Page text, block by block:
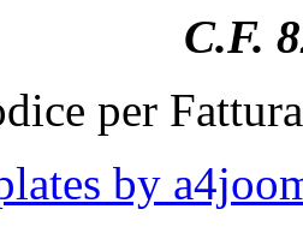
C.F.
per
by